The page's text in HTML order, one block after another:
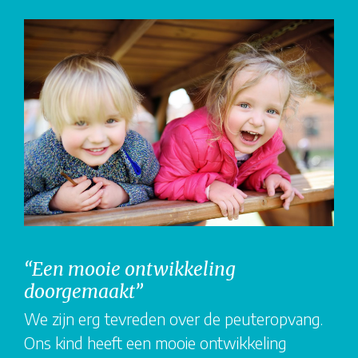
“Een mooie ontwikkeling
doorgemaakt”
We zijn erg tevreden over de peuteropvang.
Ons kind heeft een mooie ontwikkeling